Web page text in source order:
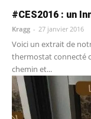
#CES2016 : un
Kragg - 27 janvier 2016
Voici un extrait de
thermostat connecté
chemin et...